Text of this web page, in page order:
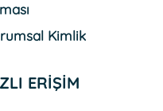
Kimlik
ERİŞİM